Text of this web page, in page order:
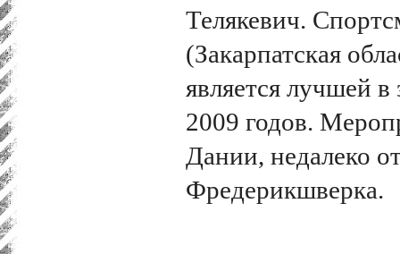
Телякевич.
(Закарпатская
является лучшей
2009 годов.
Дании, недалеко
Фредерикшверка.